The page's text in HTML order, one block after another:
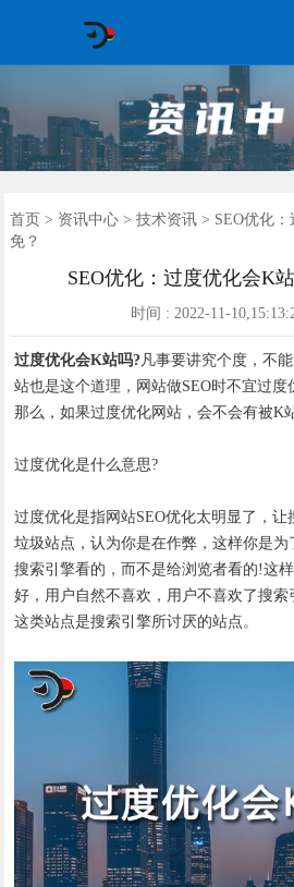
首页
GEO常见问题
GEO优化
海外GEO
网络营销
企业培训
软件开发
政策申报
资讯中心
关于我们
首页 > 资讯中心> 技术资讯> SEO优化：
免？
SEO优化：过度优化会K
时间 : 2022-11-
过度优化会K站吗?凡事要讲究个度，不
站也是这个道理，网站做SEO时不宜过度
那么，如果过度优化网站，会不会有被K
过度优化是什么意思?
过度优化是指网站SEO优化太明显了，
垃圾站点，认为你是在作弊，这样你是
搜索引擎看的，而不是给浏览者看的!这
好，用户自然不喜欢，用户不喜欢了搜
这类站点是搜索引擎所讨厌的站点。